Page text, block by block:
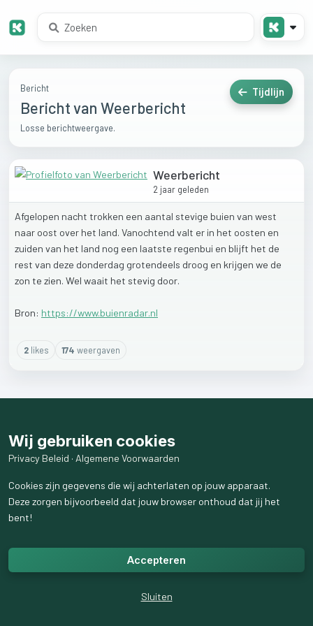
Bericht
Bericht van Weerbericht
Losse berichtweergave.
Tijdlijn
Weerbericht
2 jaar geleden
Afgelopen nacht trokken een aantal stevige buien van west
naar oost over het land. Vanochtend valt er in het oosten en
zuiden van het land nog een laatste regenbui en blijft het de
rest van deze donderdag grotendeels droog en krijgen we de
zon te zien. Wel waait het stevig door.
Bron: https://www.buienradar.nl
2likes 174 weergaven
Wij gebruiken cookies
Privacy Beleid · Algemene Voorwaarden
Cookies zijn gegevens die wij achterlaten op jouw apparaat.
Deze zorgen bijvoorbeeld dat jouw browser onthoud dat jij het
bent!
Accepteren
Sluiten